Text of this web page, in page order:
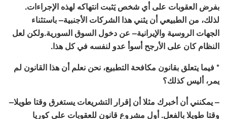
بفرض العقوبات على أي شخص يَثبت انتهاكه لهذه الإجراءات.
لذلك، من الطبيعي أن يثني هذا الشركات الأجنبية– باستثناء
الجهات الروسية والإيرانية– عن دخول السوق السورية.ولكن لعل
النظام كان على الأرجح أسوأ عدو لنفسه في كل هذا.
* فيما يتعلق بقانون مكافحة التطبيع، نحن نعلم أن هذا القانون لم
يمر، أليس كذلك؟
– يمكنني أن أخبرك مثلا أن إقرار التشريعات يستغرق وقتا طويلا–
وقتا طويلا بالفعل. أول مشروع قانون للعقوبات على كوريا